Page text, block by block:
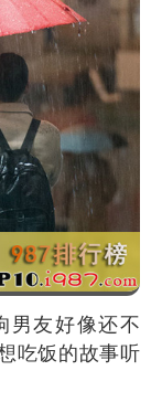
男友好像还不
吃饭的故事听